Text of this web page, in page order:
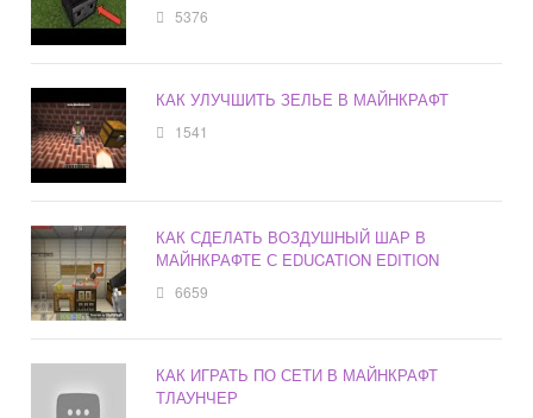
5376
КАК УЛУЧШИТЬ ЗЕЛЬЕ В МАЙНКРАФТ
1541
КАК СДЕЛАТЬ ВОЗДУШНЫЙ ШАР В
МАЙНКРАФТЕ С EDUCATION EDITION
6659
КАК ИГРАТЬ ПО СЕТИ В МАЙНКРАФТ
ТЛАУНЧЕР